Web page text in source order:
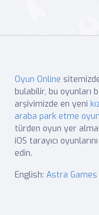
Oyun Online
bulabilir, bu oyunları
arşivimizde en yeni
araba park etme
türden oyun yer
iOS tarayıcı
edin.
English: Astra Games